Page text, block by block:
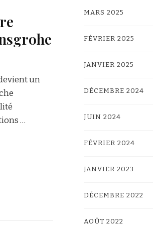
un
…
MARS 2025
FÉVRIER 2025
JANVIER 2025
DÉCEMBRE 2024
JUIN 2024
FÉVRIER 2024
JANVIER 2023
DÉCEMBRE 2022
AOÛT 2022